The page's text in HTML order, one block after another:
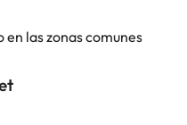
las zonas comunes